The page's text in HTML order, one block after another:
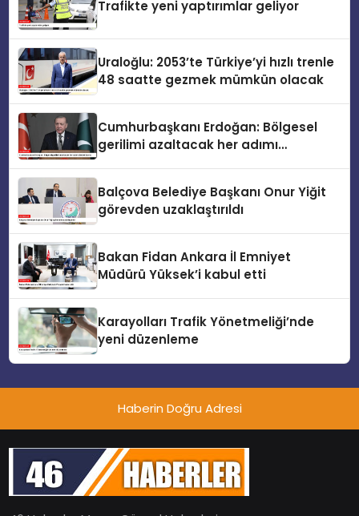
Trafikte yeni yaptırımlar geliyor
Uraloğlu: 2053’te Türkiye’yi hızlı trenle
48 saatte gezmek mümkün olacak
Cumhurbaşkanı Erdoğan: Bölgesel
gerilimi azaltacak her adımı
Balçova Belediye Başkanı Onur Yiğit
görevden uzaklaştırıldı
Bakan Fidan Ankara İl Emniyet
Müdürü Yüksek’i kabul etti
Karayolları Trafik Yönetmeliği’nde
yeni düzenleme
Haberin Doğru Adresi